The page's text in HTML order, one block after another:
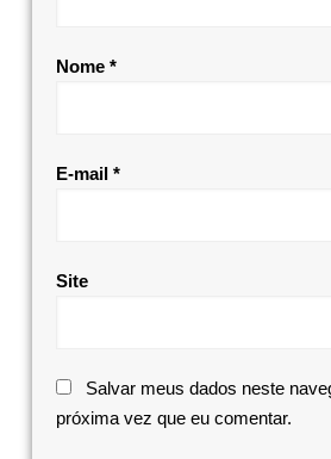
Nome *
E-mail *
Site
Salvar meus dados neste
próxima vez que eu comentar.